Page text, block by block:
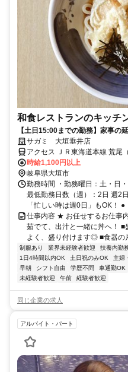
和食レストランのキッチ
【土日15:00までの勤務】家事の
◎ サガミ 大垣垂井店
アクセス ＪＲ東海道本線 荒尾
線 垂井南口徒歩約39分、ＪＲ
交差点から車で2分
時給1,100円以上
岐阜県大垣市
勤務時間 ・勤務曜日：土・日
最低勤務日数（週）：2日 週2
「忙しい時は週0日」もOK！ ●
仕事内容 ★ お任せするお仕事
茹でて、出汁と一緒に丼へ！
よく、盛り付けます◎ ■食器の
制服あり 業界未経験者歓迎 扶養内勤
1日4時間以内OK
土日祝のみOK 主婦
早朝
シフト自由 学歴不問 車通勤OK
未経験者歓迎
午前 経験者歓迎
同じ企業の求人
アルバイト・パート